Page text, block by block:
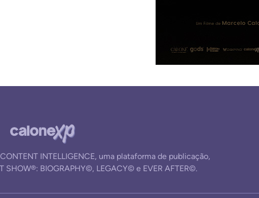
INTELLIGENCE, uma plataforma de publicação,
SHOW®: BIOGRAPHY©, LEGACY© e EVER AFTER©.